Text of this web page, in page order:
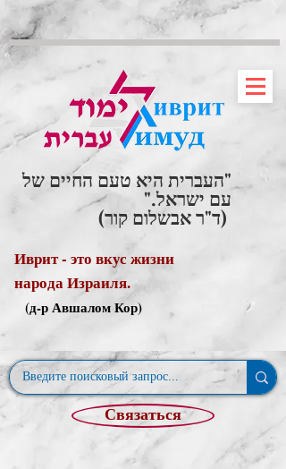
"העברית היא טעם החיים של
עם ישראל."
(ד"ר אבשלום קור)
Иврит - это вкус жизни
народа Израиля.
(д-р Авшалом Кор)
Связаться